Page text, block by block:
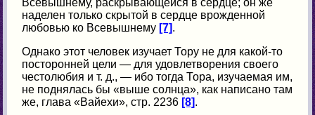
наделен только скрытой в сердце врожденной
любовью ко Всевышнему [7].
Однако этот человек изучает Тору не для какой-то
посторонней цели — для удовлетворения своего
честолюбия и т. д., — ибо тогда Тора, изучаемая им,
не поднялась бы «выше солнца», как написано там
же, глава «Вайехи», стр. 2236 [8].